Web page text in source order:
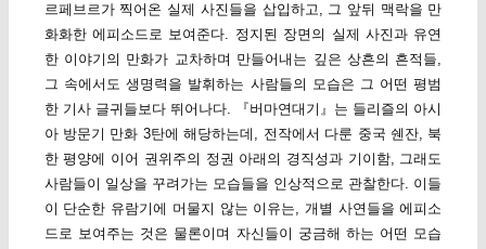
르페브르가 찍어온 실제 사진들을 삽입하고, 그 앞뒤 맥락을 만
화화한 에피소드로 보여준다. 정지된 장면의 실제 사진과 유연
한 이야기의 만화가 교차하며 만들어내는 깊은 상흔의 흔적들,
그 속에서도 생명력을 발휘하는 사람들의 모습은 그 어떤 평범
한 기사 글귀들보다 뛰어나다. 『버마연대기』는 들리즐의 아시
아 방문기 만화 3탄에 해당하는데, 전작에서 다룬 중국 쉔잔, 북
한 평양에 이어 권위주의 정권 아래의 경직성과 기이함, 그래도
사람들이 일상을 꾸려가는 모습들을 인상적으로 관찰한다. 이들
이 단순한 유람기에 머물지 않는 이유는, 개별 사연들을 에피소
드로 보여주는 것은 물론이며 자신들이 궁금해 하는 어떤 모습